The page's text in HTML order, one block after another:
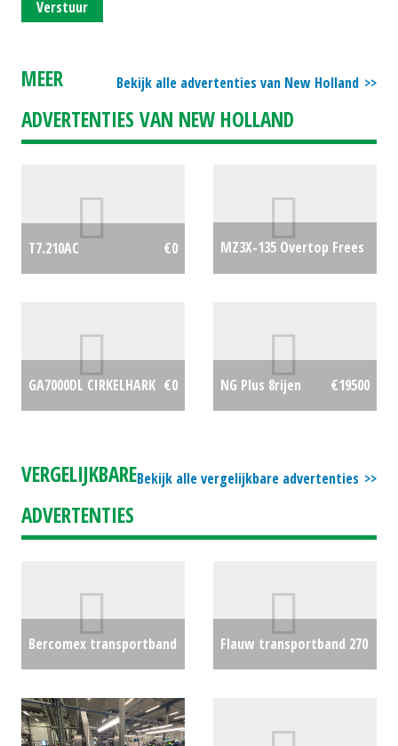
Verstuur
Bekijk alle advertenties van New Holland
MEER
ADVERTENTIES VAN NEW HOLLAND
T7.210AC €0
MZ3X-135 Overtop Frees
GA7000DL CIRKELHARK €0 NG Plus 8rijen €19500
Bekijk alle vergelijkbare advertenties
VERGELIJKBARE
ADVERTENTIES
Bercomex transportband
Flauw transportband 270